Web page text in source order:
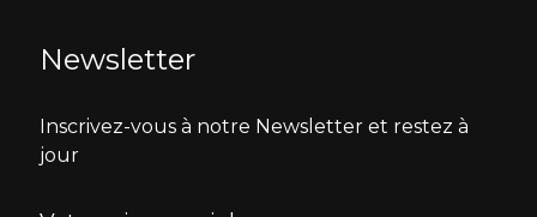
Newsletter
Inscrivez-vous à notre Newsletter et restez à
jour